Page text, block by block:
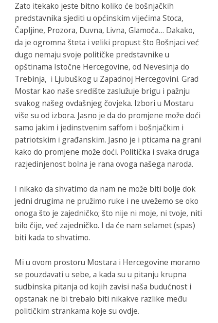
Zato itekako jeste bitno koliko će bošnjačkih
predstavnika sjediti u općinskim vijećima Stoca,
Čapljine, Prozora, Duvna, Livna, Glamoča… Dakako,
da je ogromna šteta i veliki propust što Bošnjaci već
dugo nemaju svoje političke predstavnike u
opštinama Istočne Hercegovine, od Nevesinja do
Trebinja, i Ljubuškog u Zapadnoj Hercegovini. Grad
Mostar kao naše središte zaslužuje brigu i pažnju
svakog našeg ovdašnjeg čovjeka. Izbori u Mostaru
više su od izbora. Jasno je da do promjene može doći
samo jakim i jedinstvenim saffom i bošnjačkim i
patriotskim i građanskim. Jasno je i pticama na grani
kako do promjene može doći. Politička i svaka druga
razjedinjenost bolna je rana ovoga našega naroda.
I nikako da shvatimo da nam ne može biti bolje dok
jedni drugima ne pružimo ruke i ne uvežemo se oko
onoga što je zajedničko; što nije ni moje, ni tvoje, niti
bilo čije, već zajedničko. I da će nam selamet (spas)
biti kada to shvatimo.
Mi u ovom prostoru Mostara i Hercegovine moramo
se pouzdavati u sebe, a kada su u pitanju krupna
sudbinska pitanja od kojih zavisi naša budućnost i
opstanak ne bi trebalo biti nikakve razlike među
političkim strankama koje su ovdje.